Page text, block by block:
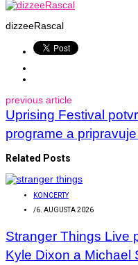
dizzeeRascal
previous article
Uprising Festival
programe a
Related Posts
KONCERTY
/6. AUGUSTA 2026
Stranger Things Live
Kyle Dixon a Michael